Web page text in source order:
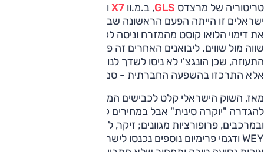
טריטוריה של מרצדס GLS, ב.מ.וו X7 וריינג' רובר. עבור לא מעט
ישראלים זו הייתה הפעם הראשונה שבה מותג סיני השיל מעצמו
את דימוי הלואו קוסט מהמזרח וניסה לקבל הכרה כמוצר יוקרה
שווה מול שווים. ליבואנים האחרים זה פתח את התיאבון וגם את
התעוזה, שכן הונגצ'י לא ניסו לשדך לנו (רק) מכונית חשמלית
אלא התרכזו בהשפעה החברתית - סמל הסטטוס.
מאז, השוק הישראלי קלט לכבישים המון רכבים שקולעים
להגדרה "יוקרה סינית" אבל במחירים קצת יותר שפויים
ובמרכבים, פרופורציות מגוונים; זיקר, לינק אנד קו, אקספנג,
WEY ודגמי פרימיום נוספים נכנסו לישראל עם תכונות מחמיאות,